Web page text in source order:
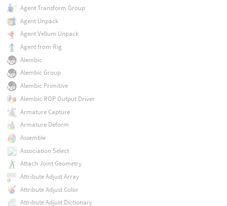
Agent Transform Group
Agent Unpack
Agent Vellum Unpack
Agent from Rig
Alembic
Alembic Group
Alembic Primitive
Alembic ROP Output Driver
Armature Capture
Armature Deform
Assemble
Association Select
Attach Joint Geometry
Attribute Adjust Array
Attribute Adjust Color
Attribute Adjust Dictionary